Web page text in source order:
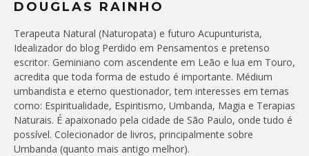
DOUGLAS RAINHO
Terapeuta Natural (Naturopata) e futuro Acupunturista,
Idealizador do blog Perdido em Pensamentos e pretenso
escritor. Geminiano com ascendente em Leão e lua em Touro,
acredita que toda forma de estudo é importante. Médium
umbandista e eterno questionador, tem interesses em temas
como: Espiritualidade, Espiritismo, Umbanda, Magia e Terapias
Naturais. É apaixonado pela cidade de São Paulo, onde tudo é
possível. Colecionador de livros, principalmente sobre
Umbanda (quanto mais antigo melhor).